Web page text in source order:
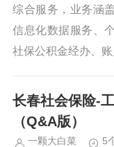
综合服务，业务涵
信息化数据服务、
社保公积金经办、
长春社会保险-
（Q&A版）
一颗大白菜 5